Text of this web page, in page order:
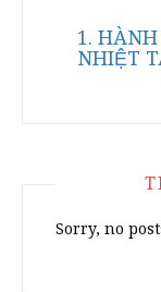
1.
NHIỆT
Sorry, no